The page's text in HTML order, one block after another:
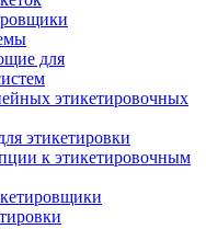
для
этикетировочных
этикетировки
к этикетировочным